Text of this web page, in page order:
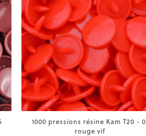
1000 pressions résine Kam T20 - 01
rouge vif